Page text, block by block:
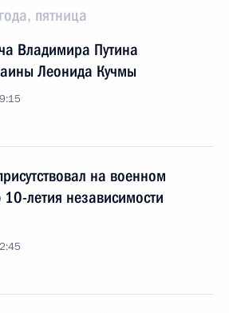
пятница
Владимира Путина
Леонида Кучмы
на военном
летия независимости